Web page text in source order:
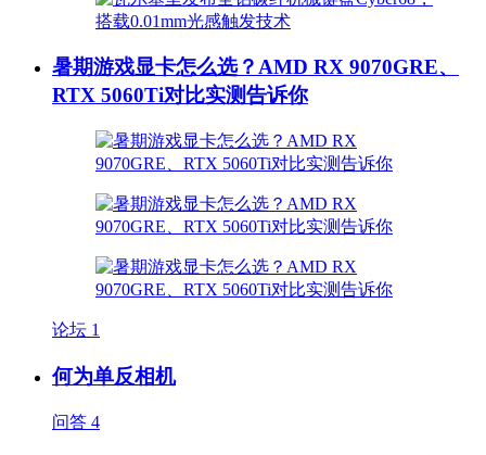
暑期游戏显卡怎么选？AMD RX 9070GRE、
RTX 5060Ti对比实测告诉你
论坛 1
何为单反相机
问答 4